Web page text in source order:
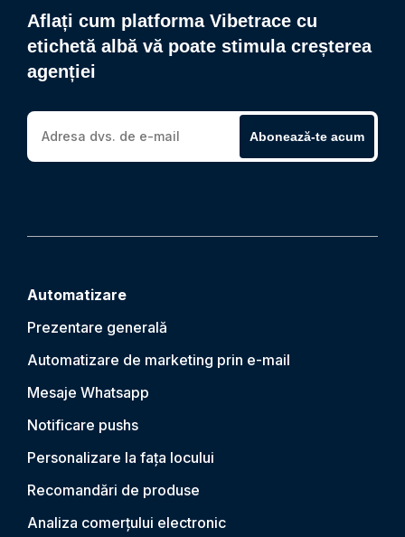
Aflați cum platforma Vibetrace cu
etichetă albă vă poate stimula creșterea
agenției
Abonează-te acum
Automatizare
Prezentare generală
Automatizare de marketing prin e-mail
Mesaje Whatsapp
Notificare pushs
Personalizare la fața locului
Recomandări de produse
Analiza comerțului electronic